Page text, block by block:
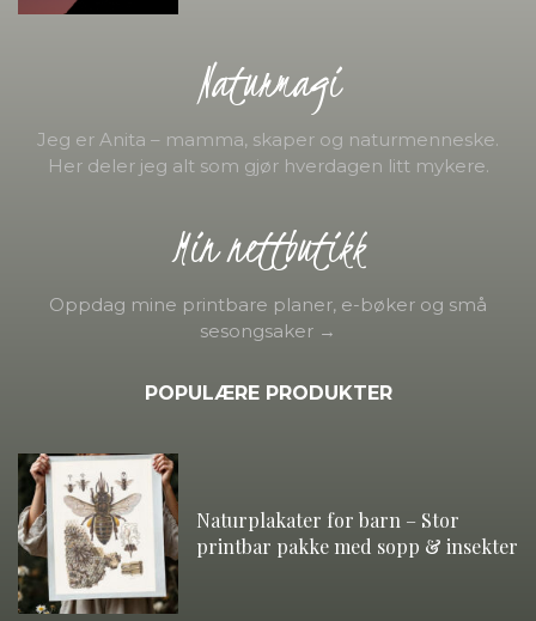
Naturmagi
Jeg er Anita – mamma, skaper og naturmenneske.
Her deler jeg alt som gjør hverdagen litt mykere.
Min nettbutikk
Oppdag mine printbare planer, e-bøker og små
sesongsaker →
POPULÆRE PRODUKTER
Naturplakater for barn – Stor
printbar pakke med sopp & insekter